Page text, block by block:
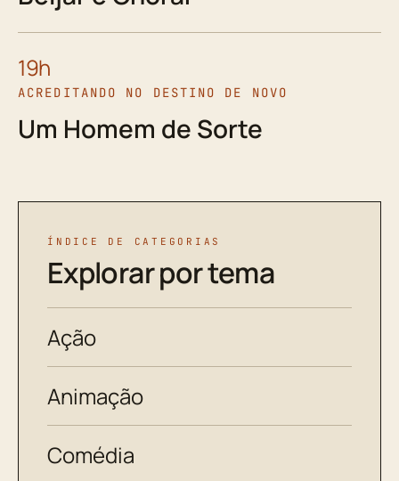
19h
ACREDITANDO NO DESTINO DE NOVO
Um Homem de Sorte
ÍNDICE DE CATEGORIAS
Explorar por tema
Ação
Animação
Comédia